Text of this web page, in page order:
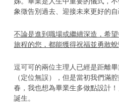
象徵告別過去、迎接未來更好的自
不論是進到職場或繼續深造，希
旅程的您，都能獲得祝福並勇敢蛻
逗可可的兩位主理人已經是距離
（定位無誤），但是當初我們滿
春，我也想為畢業生多做點設計
誕生。